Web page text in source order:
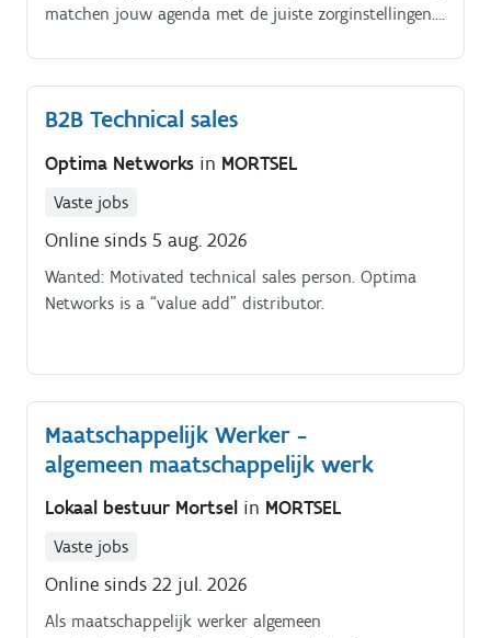
matchen jouw agenda met de juiste zorginstellingen.
B2B Technical sales
Optima Networks in MORTSEL
Vaste jobs
Online sinds 5 aug. 2026
Wanted: Motivated technical sales person. Optima
Networks is a “value add” distributor.
Maatschappelijk Werker -
algemeen maatschappelijk werk
Lokaal bestuur Mortsel in MORTSEL
Vaste jobs
Online sinds 22 jul. 2026
Als maatschappelijk werker algemeen